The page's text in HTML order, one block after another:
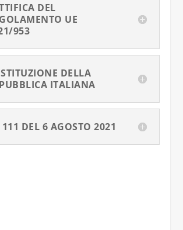
DEL
UE
953
DELLA
ITALIANA
DEL 6 AGOSTO 2021